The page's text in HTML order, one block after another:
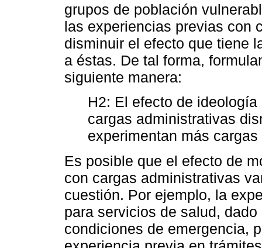
grupos de población
las experiencias previas con
disminuir el efecto que tiene
a éstas. De tal forma,
siguiente manera:
H2: El efecto de
cargas administrativas
experimentan más
Es posible que el efecto de
con cargas administrativas
cuestión. Por ejemplo, la
para servicios de salud,
condiciones de emergencia,